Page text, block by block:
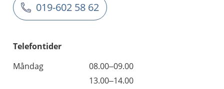
019-602 58 62
Telefontider
Måndag
08.00–09.00
13.00–14.00